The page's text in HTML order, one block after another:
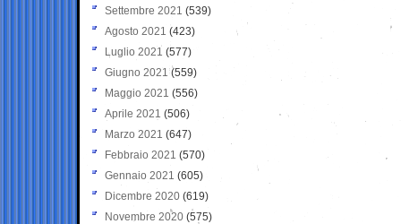
Settembre 2021 (539)
Agosto 2021 (423)
Luglio 2021 (577)
Giugno 2021(559)
Maggio 2021 (556)
Aprile 2021 (506)
Marzo 2021 (647)
Febbraio 2021 (570)
Gennaio 2021 (605)
Dicembre 2020 (619)
Novembre 2020 (575)